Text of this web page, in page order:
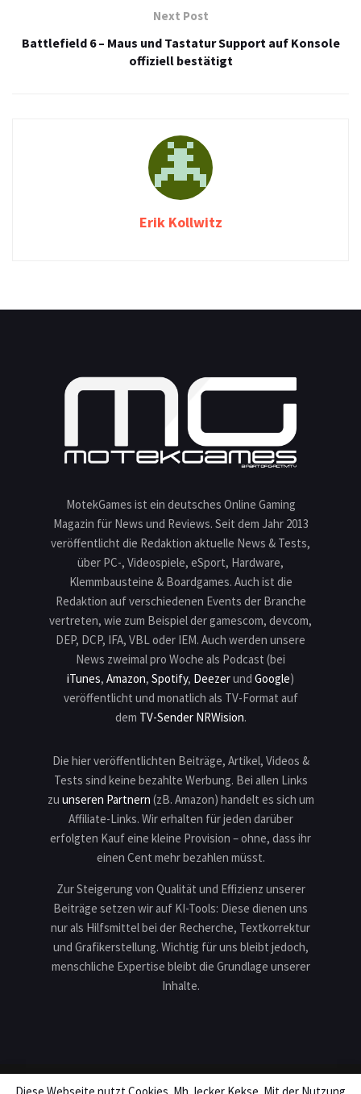
Next Post
Battlefield 6 – Maus und Tastatur Support auf Konsole
offiziell bestätigt
Erik Kollwitz
MotekGames ist ein deutsches Online Gaming
Magazin für News und Reviews. Seit dem Jahr 2013
veröffentlicht die Redaktion aktuelle News & Tests,
über PC-, Videospiele, eSport, Hardware,
Klemmbausteine & Boardgames. Auch ist die
Redaktion auf verschiedenen Events der Branche
vertreten, wie zum Beispiel der gamescom, devcom,
DEP, DCP, IFA, VBL oder IEM. Auch werden unsere
News zweimal pro Woche als Podcast (bei
iTunes, Amazon, Spotify, Deezerund Google)
veröffentlicht und monatlich als TV-Format auf
dem TV-Sender NRWision.
Die hier veröffentlichten Beiträge, Artikel, Videos &
Tests sind keine bezahlte Werbung. Bei allen Links
zu unseren Partnern (zB. Amazon) handelt es sich um
Affiliate-Links. Wir erhalten für jeden darüber
erfolgten Kauf eine kleine Provision – ohne, dass ihr
einen Cent mehr bezahlen müsst.
Zur Steigerung von Qualität und Effizienz unserer
Beiträge setzen wir auf KI-Tools: Diese dienen uns
nur als Hilfsmittel bei der Recherche, Textkorrektur
und Grafikerstellung. Wichtig für uns bleibt jedoch,
menschliche Expertise bleibt die Grundlage unserer
Inhalte.